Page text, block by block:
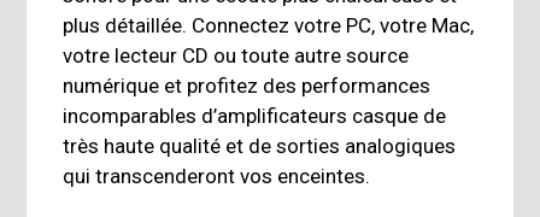
plus détaillée. Connectez votre PC, votre Mac,
votre lecteur CD ou toute autre source
numérique et profitez des performances
incomparables d’amplificateurs casque de
très haute qualité et de sorties analogiques
qui transcenderont vos enceintes.